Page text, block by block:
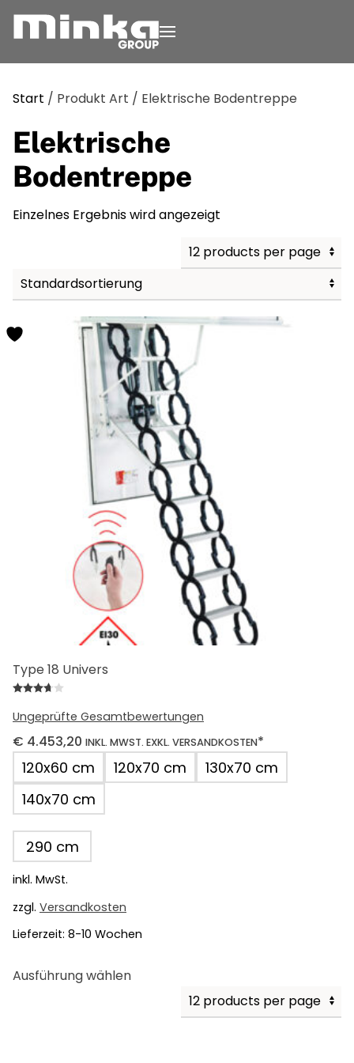
Zum Inhalt springen
Start / Produkt Art / Elektrische Bodentreppe
Elektrische
Bodentreppe
Einzelnes Ergebnis wird angezeigt
Type 18 Univers
Ungeprüfte Gesamtbewertungen
€ 4.453,20 INKL. MWST. EXKL. VERSANDKOSTEN*
120x60 cm 120x70 cm
130x70 cm
140x70 cm
290 cm
inkl. MwSt.
zzgl. Versandkosten
Lieferzeit: 8-10 Wochen
Ausführung wählenProdukt
mehrere